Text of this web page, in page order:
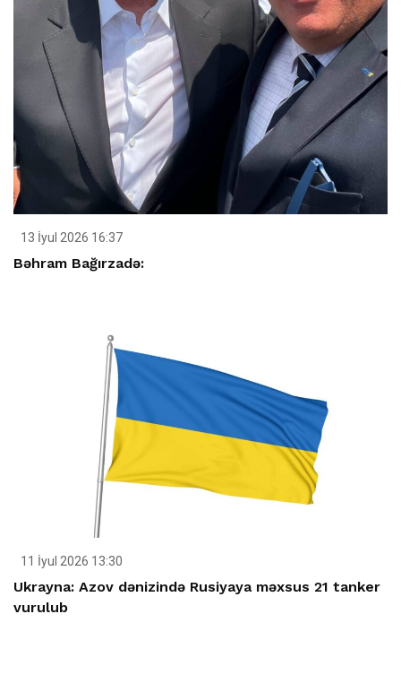
13 İyul 2026 16:37
Bəhram Bağırzadə:
11 İyul 2026 13:30
Ukrayna: Azov dənizində Rusiyaya məxsus 21 tanker
vurulub